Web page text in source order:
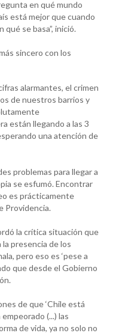
en qué mundo
está mejor que cuando
se basa”, inició.
sincero con los
alarmantes, el crimen
de nuestros barrios y
están llegando a las 3
una atención de
problemas para llegar a
se esfumó. Encontrar
es prácticamente
Providencia.
la crítica situación que
la presencia de los
pero eso es ‘pese a
que desde el Gobierno
de que ‘Chile está
(...) las
de vida, ya no solo no